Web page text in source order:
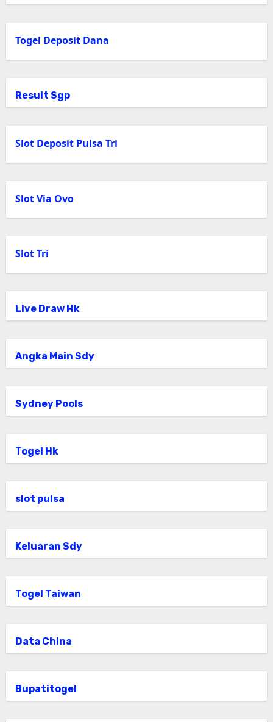
Togel Deposit Dana
Result Sgp
Slot Deposit Pulsa Tri
Slot Via Ovo
Slot Tri
Live Draw Hk
Angka Main Sdy
Sydney Pools
Togel Hk
slot pulsa
Keluaran Sdy
Togel Taiwan
Data China
Bupatitogel